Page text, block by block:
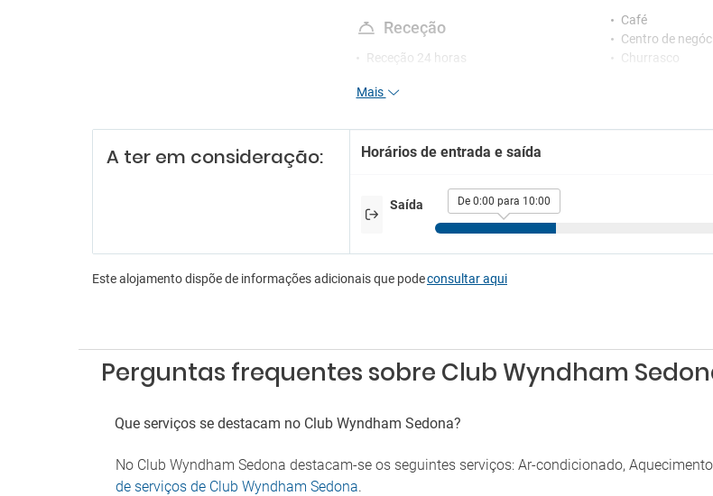
Receção
Receção 24 horas
Sala de jogos
Estacionamento
Parque de estacionamento próximo
Café
Centro de
Churrasco
Máquina de
Mais
A ter em consideração: Horários de entrada e saída
Saída De 0:00 para 10:00
Este alojamento dispõe de informações adicionais que podeconsultar aqui
Perguntas frequentes sobre Club Wyndham
Que serviços se destacam no Club Wyndham Sedona?
No Club Wyndham Sedona destacam-se os seguintes serviços: Ar-condicionado,
de serviços de Club Wyndham Sedona.